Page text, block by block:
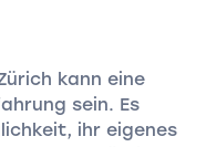
kann eine
sein. Es
ihr eigenes